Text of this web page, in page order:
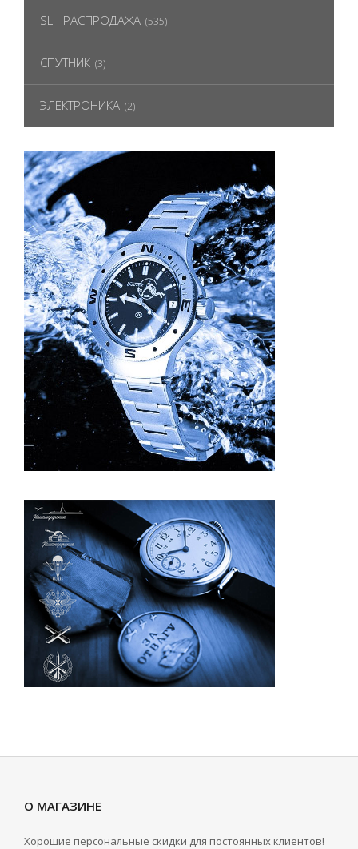
SL - РАСПРОДАЖА (535)
СПУТНИК (3)
ЭЛЕКТРОНИКА (2)
О МАГАЗИНЕ
Хорошие персональные скидки для постоянных клиентов!